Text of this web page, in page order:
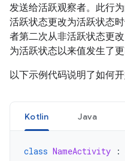
发送给活跃观察者。此行
活跃状态更改为活跃状态
者第二次从非活跃状态更
为活跃状态以来值发生了
以下示例代码说明了如何
Kotlin Java
class NameActivity :